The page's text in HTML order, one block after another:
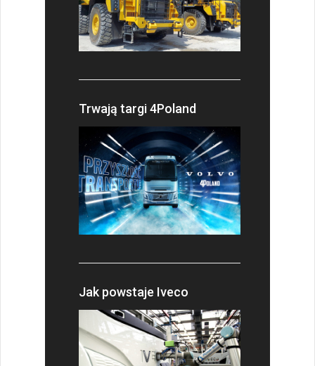
Trwają targi 4Poland
Jak powstaje Iveco